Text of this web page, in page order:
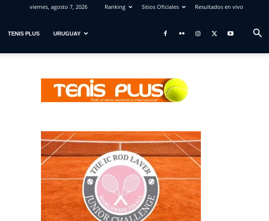
viernes, agosto 7, 2026 Ranking Sitios Oficiales Resultados en vivo
TENIS PLUS URUGUAY